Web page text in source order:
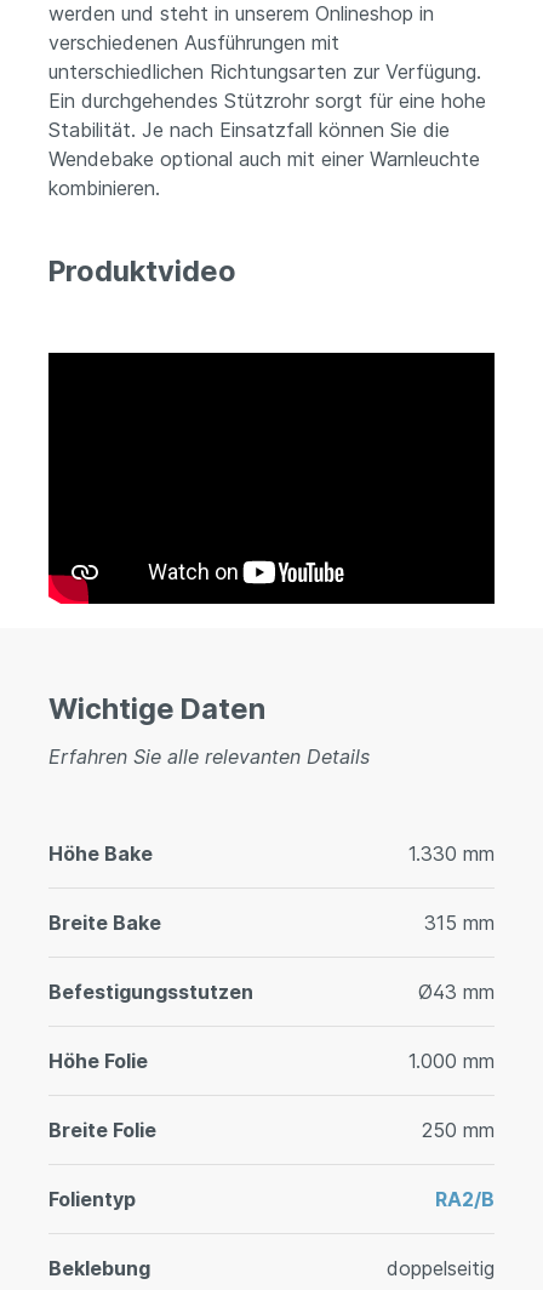
werden und steht in unserem Onlineshop in
verschiedenen Ausführungen mit
unterschiedlichen Richtungsarten zur Verfügung.
Ein durchgehendes Stützrohr sorgt für eine hohe
Stabilität. Je nach Einsatzfall können Sie die
Wendebake optional auch mit einer Warnleuchte
kombinieren.
Produktvideo
Wichtige Daten
Erfahren Sie alle relevanten Details
Höhe Bake 1.330 mm
Breite Bake 315 mm
Befestigungsstutzen Ø43 mm
Höhe Folie 1.000 mm
Breite Folie 250 mm
Folientyp RA2/B
Beklebung doppelseitig